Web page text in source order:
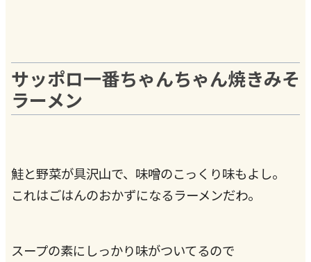
サッポロ一番ちゃんちゃん焼きみそ
ラーメン
鮭と野菜が具沢山で、味噌のこっくり味もよし。
これはごはんのおかずになるラーメンだわ。
スープの素にしっかり味がついてるので